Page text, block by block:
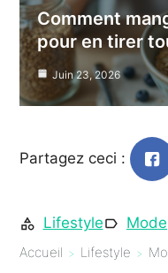
Comment
pour en tirer
Juin 23, 2026
Partagez ceci :
Lifestyle Mode
Accueil Lifestyle